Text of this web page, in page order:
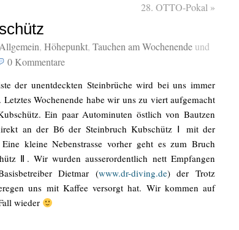
28. OTTO-Pokal »
Allgemein, Höhepunkt, Tauchen am Wochenende und
0 Kommentare
der unentdeckten Steinbrüche wird bei uns immer
Letztes Wochenende habe wir uns zu viert aufgemacht
Ein paar Autominuten östlich von Bautzen
an der B6 der Steinbruch Kubschütz Ⅰ mit der
kleine Nebenstrasse vorher geht es zum Bruch
Ⅱ. Wir wurden ausserordentlich nett Empfangen
Dietmar (www.dr-diving.de) der Trotz
uns mit Kaffee versorgt hat. Wir kommen auf
wieder